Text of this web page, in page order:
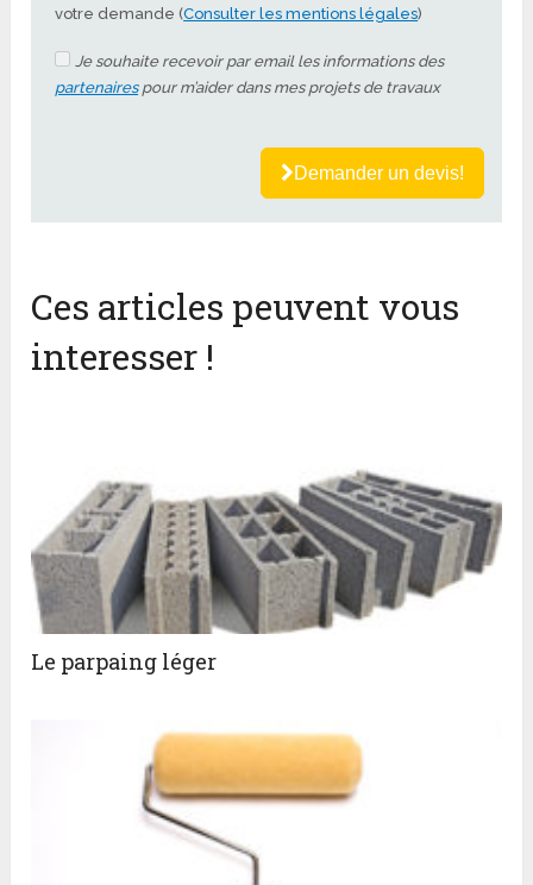
votre demande (Consulter les mentions légales)
Je souhaite recevoir par email les informations des
partenairespour m’aider dans mes projets de travaux
Demander un devis!
Ces articles peuvent vous
interesser !
Le parpaing léger